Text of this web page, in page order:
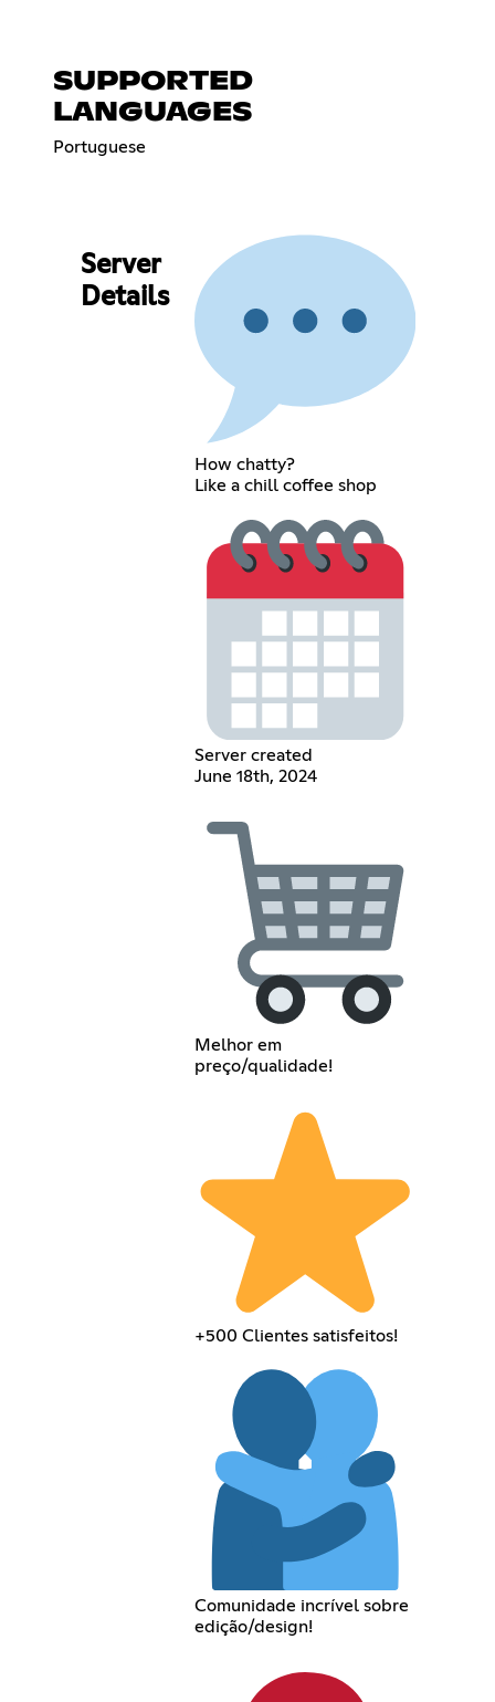
SUPPORTED
LANGUAGES
Portuguese
Server
Details
How chatty?
Like a chill coffee shop
Server created
June 18th, 2024
Melhor em
preço/qualidade!
+500 Clientes satisfeitos!
Comunidade incrível sobre
edição/design!